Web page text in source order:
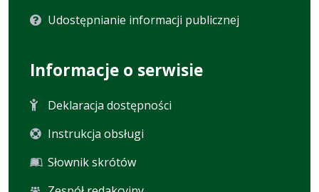
Udostępnianie informacji publicznej
Informacje o serwisie
Deklaracja dostępności
Instrukcja obsługi
Słownik skrótów